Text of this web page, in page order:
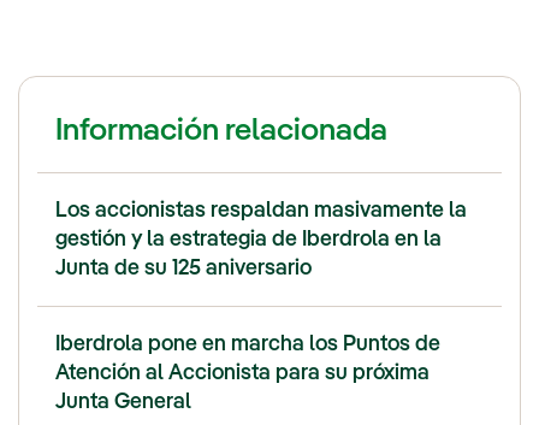
Información relacionada
Los accionistas respaldan masivamente la
gestión y la estrategia de Iberdrola en la
Junta de su 125 aniversario
Iberdrola pone en marcha los Puntos de
Atención al Accionista para su próxima
Junta General